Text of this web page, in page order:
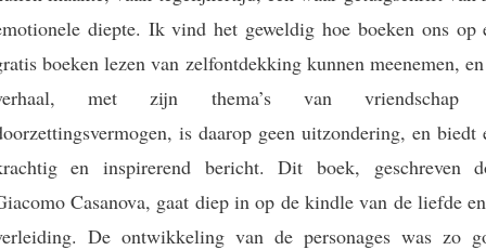
diepte. Ik vind het geweldig hoe boeken ons op
boeken lezen van zelfontdekking kunnen meenemen,
met zijn thema’s van vriendschap
is daarop geen uitzondering, en biedt
en inspirerend bericht. Dit boek, geschreven
Casanova, gaat diep in op de kindle van de liefde
De ontwikkeling van de personages was zo